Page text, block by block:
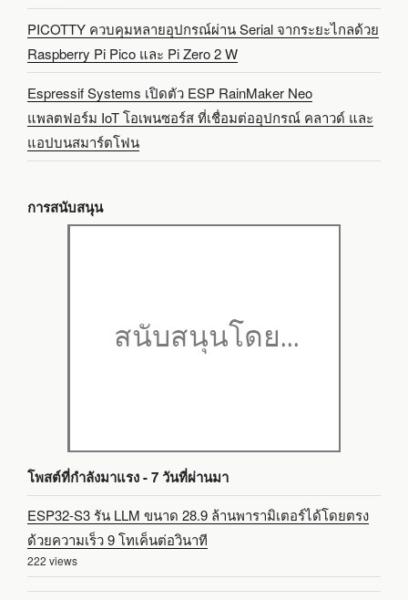
PICOTTY ควบคุมหลายอุปกรณ์ผ่าน Serial จากระยะไกลด้วย
Raspberry Pi Pico และ Pi Zero 2 W
Espressif Systems เปิดตัว ESP RainMaker Neo
แพลตฟอร์ม IoT โอเพนซอร์ส ที่เชื่อมต่ออุปกรณ์ คลาวด์ และ
แอปบนสมาร์ตโฟน
การสนับสนุน
โพสต์ที่กำลังมาแรง - 7 วันที่ผ่านมา
ESP32-S3 รัน LLM ขนาด 28.9 ล้านพารามิเตอร์ได้โดยตรง
ด้วยความเร็ว 9 โทเค็นต่อวินาที
222 views